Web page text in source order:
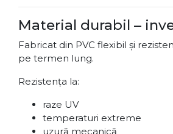
Material durabil –
Fabricat din PVC flexibil și
pe termen lung.
Rezistența la:
raze UV
temperaturi extreme
uzură mecanică